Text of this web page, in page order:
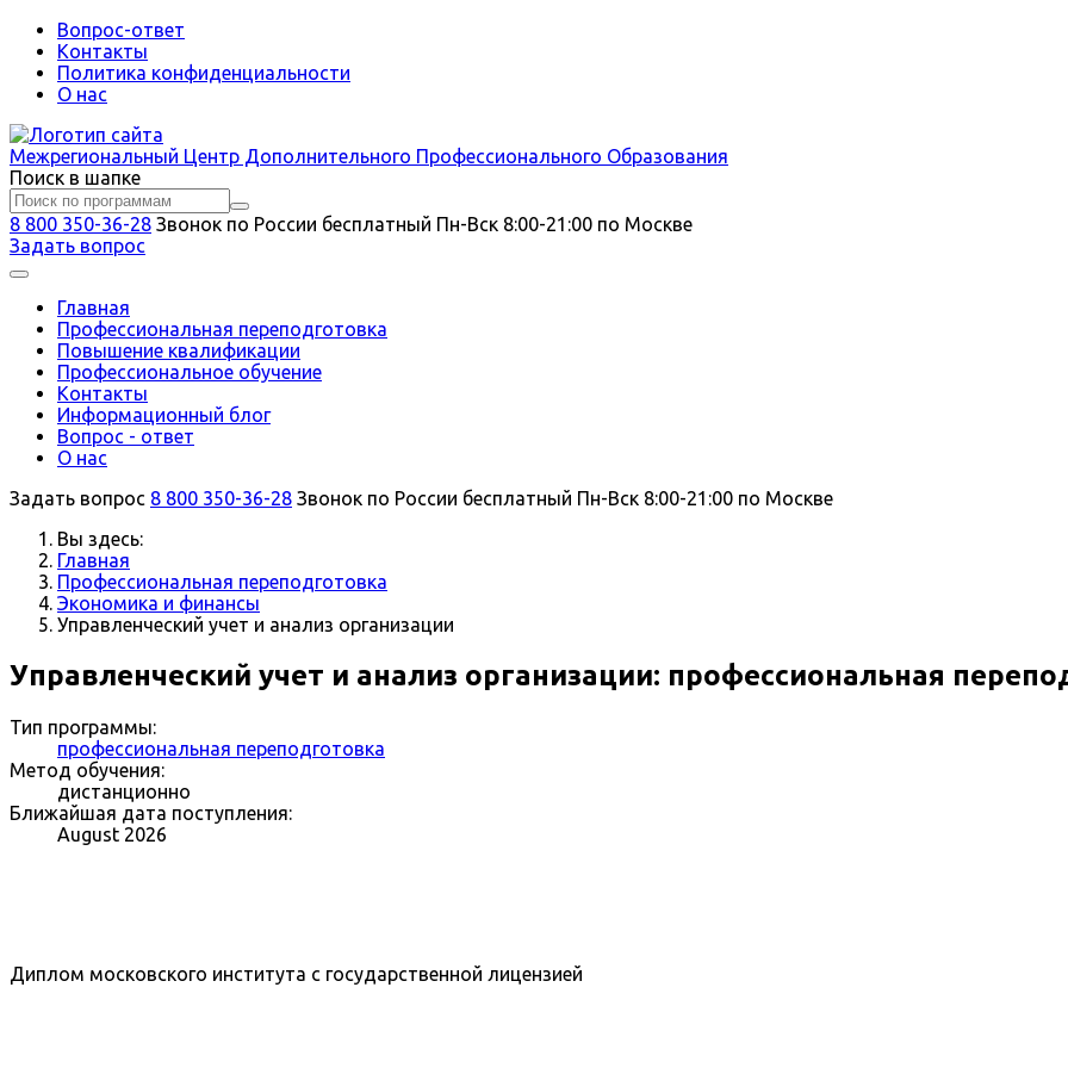
Вопрос-ответ
Контакты
Политика конфиденциальности
О нас
Межрегиональный Центр Дополнительного Профессионального Образования
Поиск в шапке
8 800 350-36-28 Звонок по России бесплатный Пн-Вск 8:00-21:00 по Москве
Задать вопрос
Главная
Профессиональная переподготовка
Повышение квалификации
Профессиональное обучение
Контакты
Информационный блог
Вопрос - ответ
О нас
Задать вопрос 8 800 350-36-28 Звонок по России бесплатный Пн-Вск 8:00-21:00 по Москве
Вы здесь:
Главная
Профессиональная переподготовка
Экономика и финансы
Управленческий учет и анализ организации
Управленческий учет и анализ организации: профессиональная
Тип программы:
профессиональная переподготовка
Метод обучения:
дистанционно
Ближайшая дата поступления:
August 2026
Диплом московского института с государственной лицензией